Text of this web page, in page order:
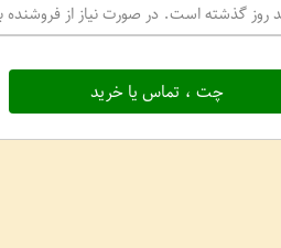
روز گذشته است. در صورت نیاز از فروشنده
چت ، تماس یا خرید